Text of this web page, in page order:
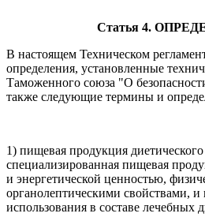
Статья 4.
В настоящем Техническом
определения, установленные
Таможенного союза "О
также следующие термины и
1) пищевая продукция
специализированная пищевая
и энергетической ценностью,
органолептическими свойствами, и
использования в составе лечебных